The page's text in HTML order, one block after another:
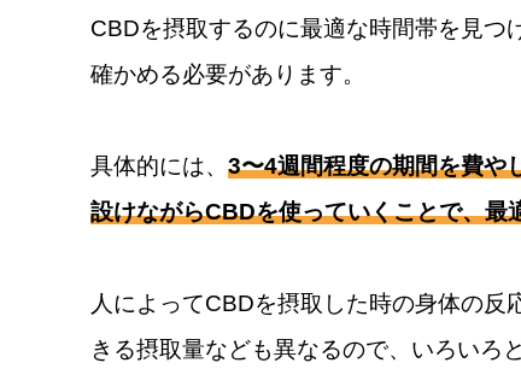
CBDを摂取するのに最適な時間帯を見つ
確かめる必要があります。
具体的には、 3〜4週間程度の期間を費や
設けながらCBDを使っていくことで、最
人によってCBDを摂取した時の身体の
きる摂取量なども異なるので、いろいろ